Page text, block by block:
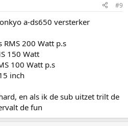
#9
a-ds650 versterker
200 Watt p.s
150 Watt
100 Watt p.s
inch
en als ik de sub uitzet trilt de
de fun